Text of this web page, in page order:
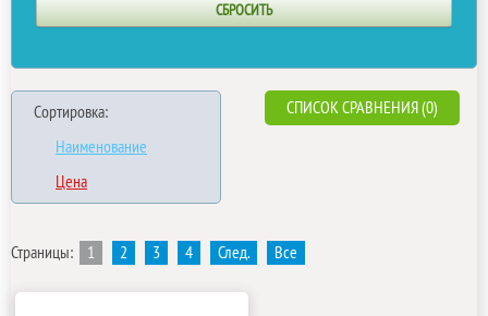
Сортировка:
Наименование
Цена
СПИСОК СРАВНЕНИЯ (0)
Страницы: 1 2 3 4 След. Все